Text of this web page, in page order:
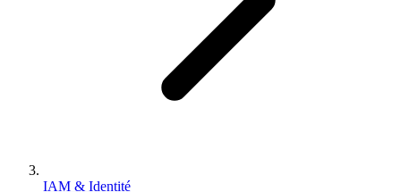
IAM & Identité